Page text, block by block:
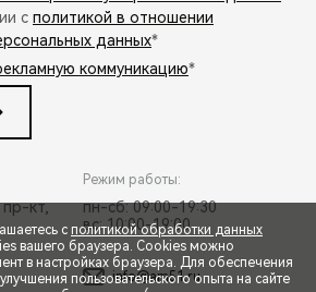
с политикой в отношении
данных*
коммуникацию*
пр-кт,
Режим работы:
пн-сб: 09:00-19:30
вс: 10:00-19:00
info@am51.ru
с политикой обработки данных
вашего браузера. Cookies можно
в настройках браузера. Для обеспечения
пользовательского опыта на сайте